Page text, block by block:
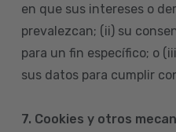
en que sus intereses o
prevalezcan; (ii) su
para un fin específico; o
sus datos para cumplir
7. Cookies y otros